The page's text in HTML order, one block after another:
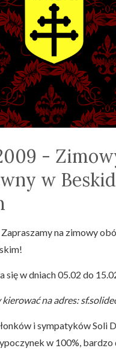
-
w
na zimowy
się w dniach 05.02 do
na adres:
i sympatyków Soli
w 100%,